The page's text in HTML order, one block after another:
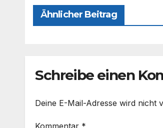
Ähnlicher Beitrag
Schreibe einen
Deine E-Mail-Adresse wird nicht
Kommentar *